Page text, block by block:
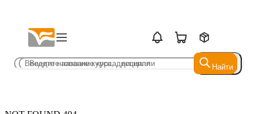
Найти
Найти